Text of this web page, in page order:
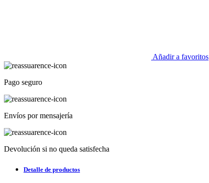
Añadir a favoritos
Pago seguro
Envíos por mensajería
Devolución si no queda satisfecha
Detalle de productos